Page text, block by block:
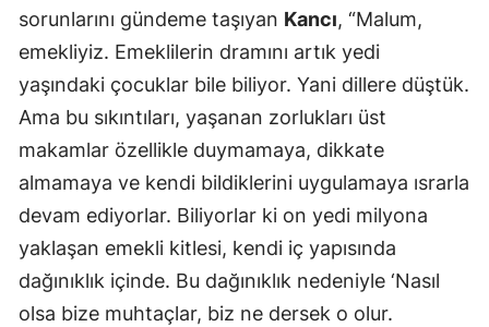
sorunlarını gündeme taşıyan Kancı, “Malum,
emekliyiz. Emeklilerin dramını artık yedi
yaşındaki çocuklar bile biliyor. Yani dillere düştük.
Ama bu sıkıntıları, yaşanan zorlukları üst
makamlar özellikle duymamaya, dikkate
almamaya ve kendi bildiklerini uygulamaya ısrarla
devam ediyorlar. Biliyorlar ki on yedi milyona
yaklaşan emekli kitlesi, kendi iç yapısında
dağınıklık içinde. Bu dağınıklık nedeniyle ‘Nasıl
olsa bize muhtaçlar, biz ne dersek o olur.